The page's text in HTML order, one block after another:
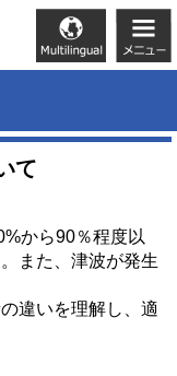
て
から90％程度以
また、津波が発生
違いを理解し、適